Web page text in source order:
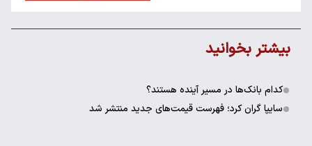
بیشتر بخوانید
کدام بانک‌ها در مسیر آینده هستند؟
سایپا گران کرد؛ فهرست قیمت‌های جدید منتشر شد